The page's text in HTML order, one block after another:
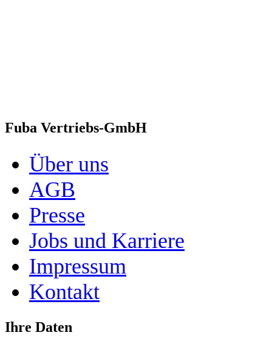
Fuba Vertriebs-GmbH
Über uns
AGB
Presse
Jobs und Karriere
Impressum
Kontakt
Ihre Daten